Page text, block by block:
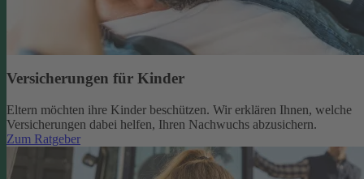
Versicherungen für Kinder
Eltern möchten ihre Kinder beschützen. Wir erklären Ihnen, welche
Versicherungen dabei helfen, Ihren Nachwuchs abzusichern.
Zum Ratgeber